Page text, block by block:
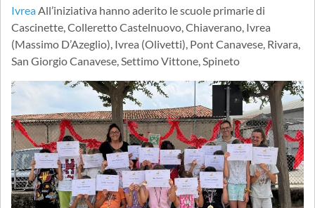
IvreaAll’iniziativa hanno aderito le scuole primarie di
Cascinette, Colleretto Castelnuovo, Chiaverano, Ivrea
(Massimo D’Azeglio), Ivrea (Olivetti), Pont Canavese, Rivara,
San Giorgio Canavese, Settimo Vittone, Spineto